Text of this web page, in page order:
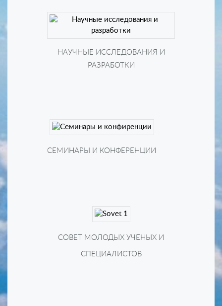
НАУЧНЫЕ ИССЛЕДОВАНИЯ И
РАЗРАБОТКИ
СЕМИНАРЫ И КОНФЕРЕНЦИИ
СОВЕТ МОЛОДЫХ УЧЕНЫХ И
СПЕЦИАЛИСТОВ